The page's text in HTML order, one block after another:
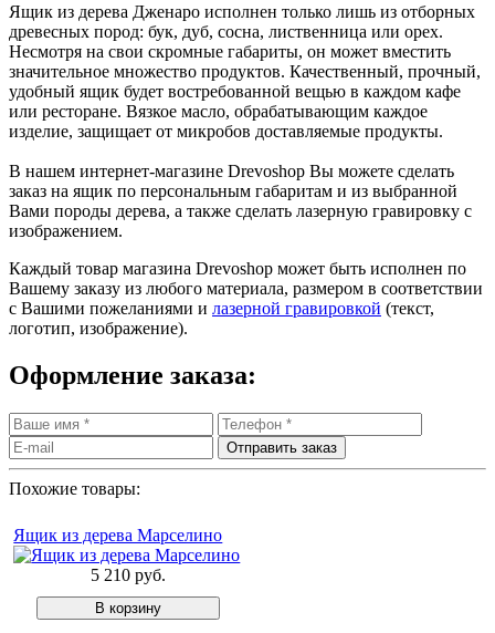
Ящик из дерева Дженаро исполнен только лишь из отборных
древесных пород: бук, дуб, сосна, лиственница или орех.
Несмотря на свои скромные габариты, он может вместить
значительное множество продуктов. Качественный, прочный,
удобный ящик будет востребованной вещью в каждом кафе
или ресторане. Вязкое масло, обрабатывающим каждое
изделие, защищает от микробов доставляемые продукты.
В нашем интернет-магазине Drevoshop Вы можете сделать
заказ на ящик по персональным габаритам и из выбранной
Вами породы дерева, а также сделать лазерную гравировку с
изображением.
Каждый товар магазина Drevoshop может быть исполнен по
Вашему заказу из любого материала, размером в соответствии
с Вашими пожеланиями и лазерной гравировкой (текст,
логотип, изображение).
Оформление заказа:
Похожие товары:
Ящик из дерева Марселино
5 210 руб.